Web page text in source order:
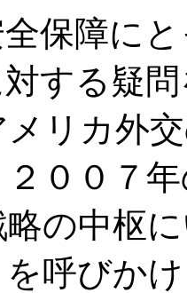
保障に
する疑
メリカ外
００７
の中枢
呼びか